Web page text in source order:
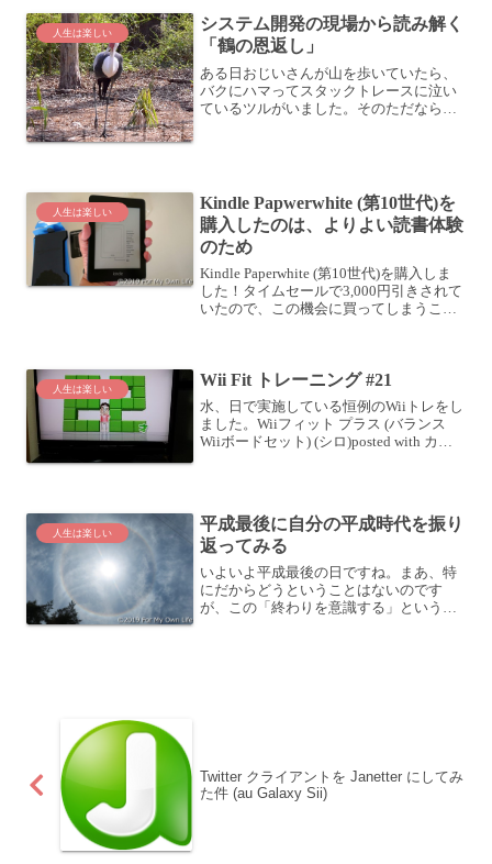
人生は楽しい
システム開発の現場から読み解く
「鶴の恩返し」
ある日おじいさんが山を歩いていたら、
バクにハマってスタックトレースに泣い
ているツルがいました。そのただならぬ
人生は楽しい
Kindle Papwerwhite (第10世代)を
購入したのは、よりよい読書体験
のため
Kindle Paperwhite (第10世代)を購入しま
した！タイムセールで3,000円引きされて
いたので、この機会に買ってしまうこと
人生は楽しい Wii Fit トレーニング #21
水、日で実施している恒例のWiiトレをし
ました。Wiiフィット プラス (バランス
Wiiボードセット) (シロ)posted with カエ
人生は楽しい
平成最後に自分の平成時代を振り
返ってみる
いよいよ平成最後の日ですね。まあ、特
にだからどうということはないのです
が、この「終わりを意識する」という感
Twitter クライアントを Janetter にしてみ
た件 (au Galaxy Sii)